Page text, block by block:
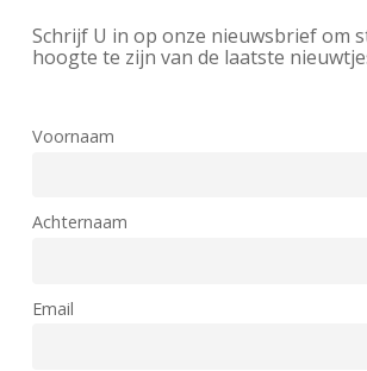
Schrijf U in op onze nieuwsbrief om
hoogte te zijn van de laatste
Voornaam
Achternaam
Email